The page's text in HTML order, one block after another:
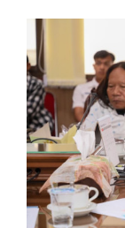
View
Larger
Image